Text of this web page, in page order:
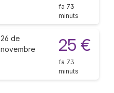
fa 73
minuts
26 de
novembre
25 €
fa 73
minuts